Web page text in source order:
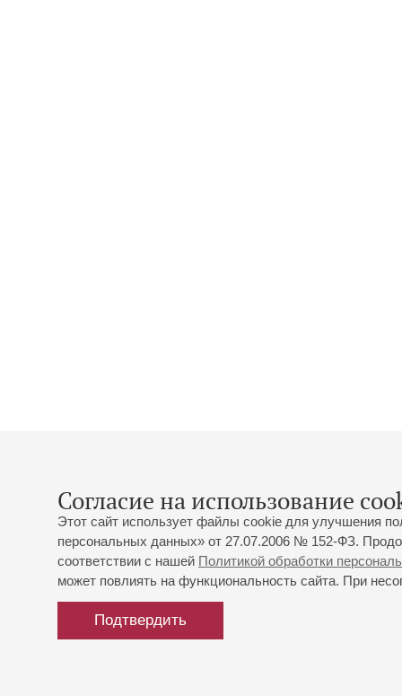
Согласие на использование
Этот сайт использует файлы cookie для улучшения
персональных данных» от 27.07.2006 № 152-ФЗ.
соответствии с нашей Политикой обработки
может повлиять на функциональность сайта. При
Подтвердить